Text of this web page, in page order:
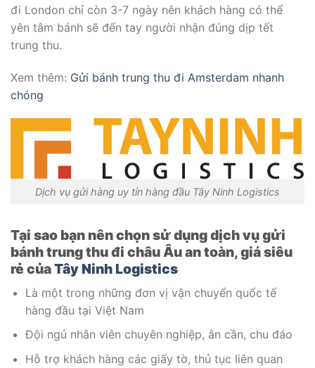
đi London chỉ còn 3-7 ngày nên khách hàng có thể
yên tâm bánh sẽ đến tay người nhận đúng dịp tết
trung thu.
Xem thêm: Gửi bánh trung thu đi Amsterdam nhanh
chóng
Dịch vụ gửi hàng uy tín hàng đầu Tây Ninh Logistics
Tại sao bạn nên chọn sử dụng dịch vụ gửi
bánh trung thu đi châu Âu an toàn, giá siêu
rẻ củaTây Ninh Logistics
Là một trong những đơn vị vận chuyển quốc tế
hàng đầu tại Việt Nam
Đội ngủ nhân viên chuyên nghiệp, ân cần, chu đáo
Hỗ trợ khách hàng các giấy tờ, thủ tục liên quan